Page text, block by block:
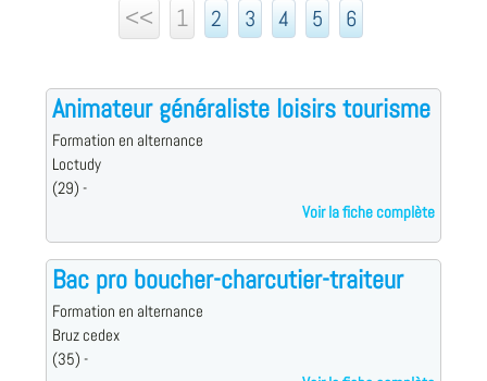
<<
1 2 3 4 5 6
Animateur généraliste loisirs tourisme
Formation en alternance
Loctudy
(29) -
Voir la fiche complète
Bac pro boucher-charcutier-traiteur
Formation en alternance
Bruz cedex
(35) -